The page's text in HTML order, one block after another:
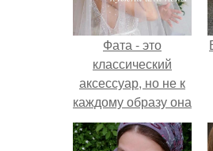
Фата - это
классический
аксессуар, но не к
каждому образу она
подходит.